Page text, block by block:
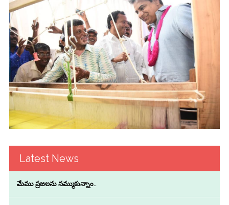
Latest News
మేము ప్రజలను నమ్ముకున్నాం..